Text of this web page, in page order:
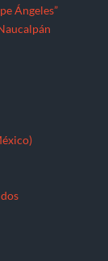
Ángeles”